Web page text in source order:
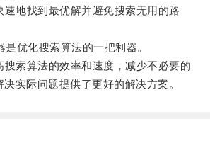
地找到最优解并避免搜索无用的路
优化搜索算法的一把利器。
索算法的效率和速度，减少不必要的
实际问题提供了更好的解决方案。